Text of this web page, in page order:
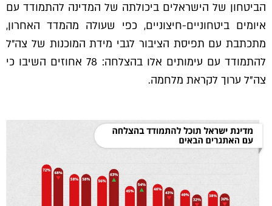
הביטחון של הישראלים ביכולתה של המדינה להתמודד עם
איומים ביטחוניים-חיצוניים, כפי שעולה מהמדד האחרון,
מתכתבת עם תפיסת הציבור לגבי מידת המוכנות של צה״ל
להתמודד עם עימותים אלו בהצלחה: 78 אחוזים השיבו כי
צה"ל ערוך לקראת מלחמה.